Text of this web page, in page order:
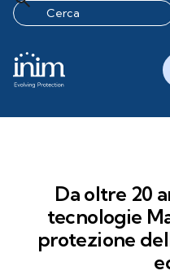
Da oltre 20
tecnologie
protezione